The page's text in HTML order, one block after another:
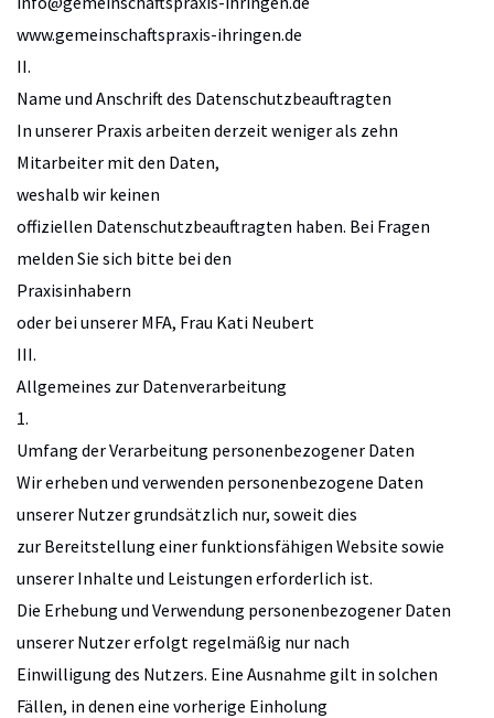
www.gemeinschaftspraxis-ihringen.de
II.
Name und Anschrift des Datenschutzbeauftragten
In unserer Praxis arbeiten derzeit weniger als zehn
Mitarbeiter mit den Daten,
weshalb wir keinen
offiziellen Datenschutzbeauftragten haben. Bei Fragen
melden Sie sich bitte bei den
Praxisinhabern
oder bei unserer MFA, Frau Kati Neubert
III.
Allgemeines zur Datenverarbeitung
1.
Umfang der Verarbeitung personenbezogener Daten
Wir erheben und verwenden personenbezogene Daten
unserer Nutzer grundsätzlich nur, soweit dies
zur Bereitstellung einer funktionsfähigen Website sowie
unserer Inhalte und Leistungen erforderlich ist.
Die Erhebung und Verwendung personenbezogener Daten
unserer Nutzer erfolgt regelmäßig nur nach
Einwilligung des Nutzers. Eine Ausnahme gilt in solchen
Fällen, in denen eine vorherige Einholung